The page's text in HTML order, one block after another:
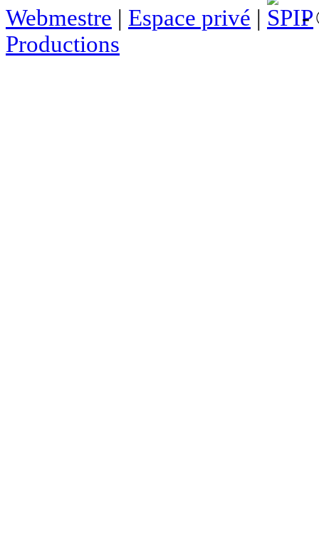
Webmestre | Espace privé |
-
Productions